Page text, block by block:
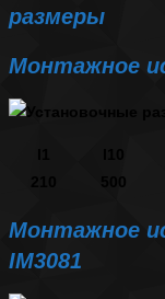
размеры
Монтажное
500
Монтажное
IM3081